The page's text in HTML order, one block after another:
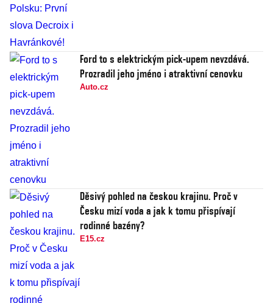
Ford to s elektrickým pick-upem nevzdává.
Prozradil jeho jméno i atraktivní cenovku
Auto.cz
Děsivý pohled na českou krajinu. Proč v
Česku mizí voda a jak k tomu přispívají
rodinné bazény?
E15.cz